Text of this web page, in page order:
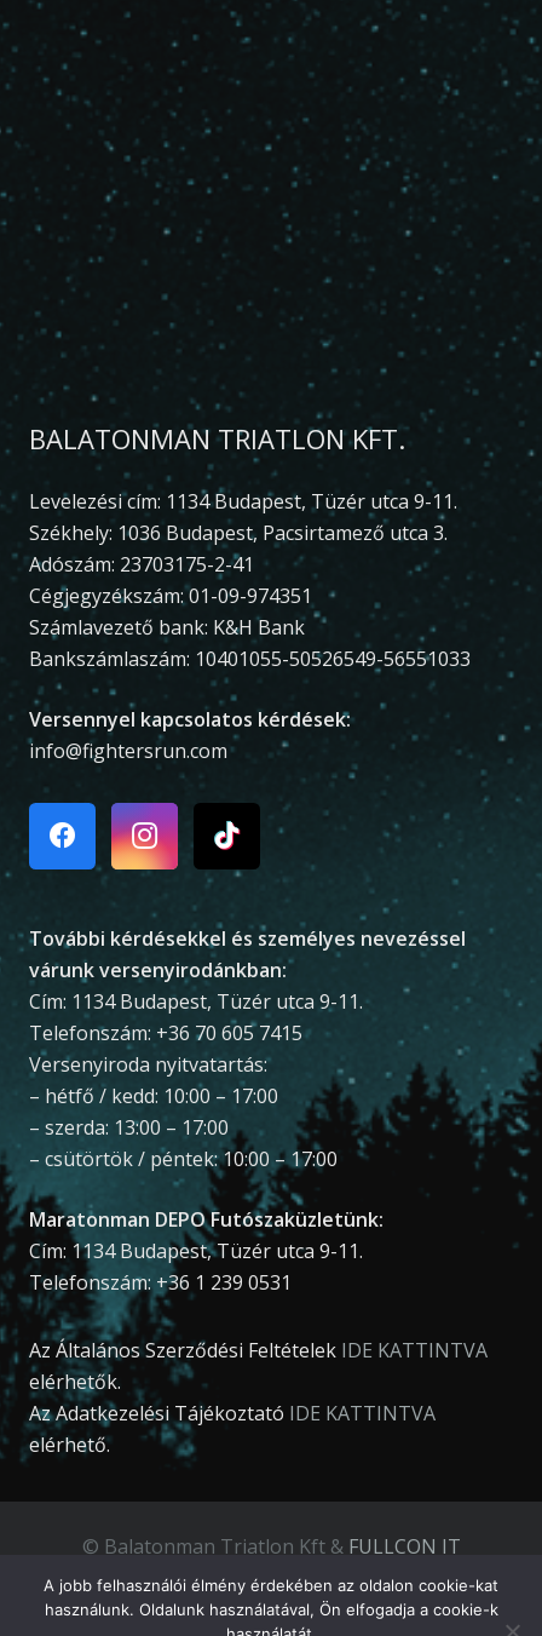
BALATONMAN TRIATLON KFT.
Levelezési cím: 1134 Budapest, Tüzér utca 9-11.
Székhely: 1036 Budapest, Pacsirtamező utca 3.
Adószám: 23703175-2-41
Cégjegyzékszám: 01-09-974351
Számlavezető bank: K&H Bank
Bankszámlaszám: 10401055-50526549-56551033
Versennyel kapcsolatos kérdések:
info@fightersrun.com
További kérdésekkel és személyes nevezéssel
várunk versenyirodánkban:
Cím: 1134 Budapest, Tüzér utca 9-11.
Telefonszám: +36 70 605 7415
Versenyiroda nyitvatartás:
– hétfő / kedd: 10:00 – 17:00
– szerda: 13:00 – 17:00
– csütörtök / péntek: 10:00 – 17:00
Maratonman DEPO Futószaküzletünk:
Cím: 1134 Budapest, Tüzér utca 9-11.
Telefonszám: +36 1 239 0531
Az Általános Szerződési Feltételek IDE KATTINTVA
elérhetők.
Az Adatkezelési Tájékoztató IDE KATTINTVA
elérhető.
© Balatonman Triatlon Kft & FULLCON IT
Development Kft.
A jobb felhasználói élmény érdekében az oldalon cookie-kat
használunk. Oldalunk használatával, Ön elfogadja a cookie-k